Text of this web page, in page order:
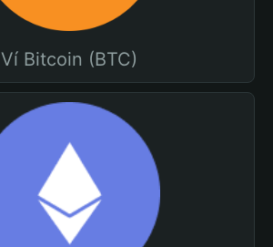
Ví Bitcoin (BTC)